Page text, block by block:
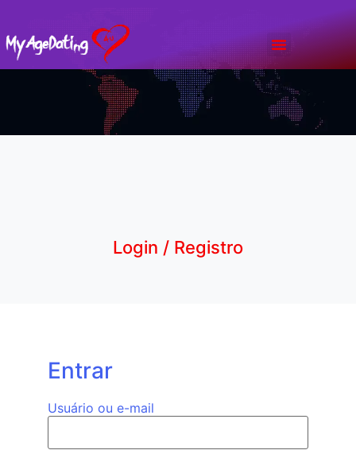
Login / Registro
Entrar
Usuário ou e-mail